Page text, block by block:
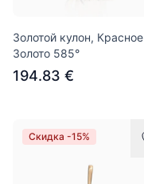
Золотой кулон, Красное
Золото 585°
194.83 €
Скидка -15%